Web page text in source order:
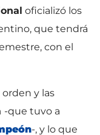
oficializó los
que tendrá
con el
y las
-que tuvo a
-, y lo que